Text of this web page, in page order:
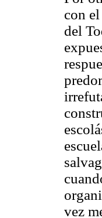
con
del
vez